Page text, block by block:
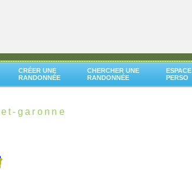
CRÉER UNE
RANDONNÉE
CHERCHER UNE
RANDONNÉE
ESPACE
PERSO
garonne